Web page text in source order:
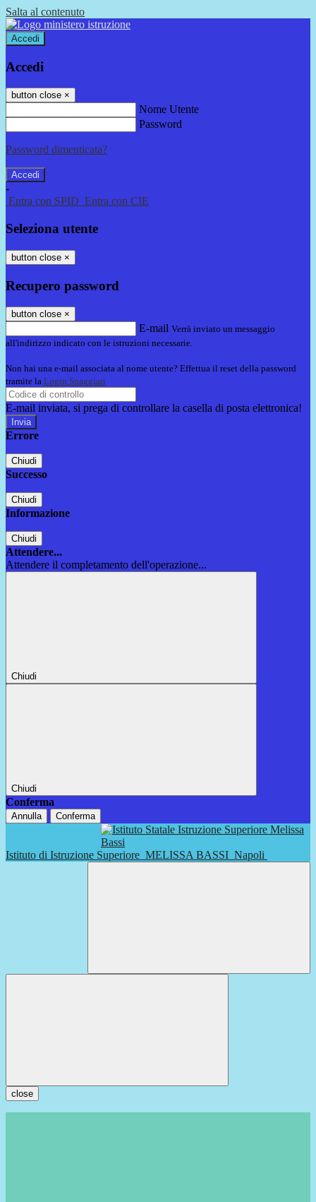
Salta al contenuto
Accedi
Accedi
button close ×
Nome Utente
Password
Password dimenticata?
-
Entra con SPID Entra con CIE
Seleziona utente
button close ×
Recupero password
button close ×
E-mail Verrà inviato un messaggio
all'indirizzo indicato con le istruzioni necessarie.
Non hai una e-mail associata al nome utente? Effettua il reset della password
tramite la Login Spaggiari
E-mail inviata, si prega di controllare la casella di posta elettronica!
Errore
Chiudi
Successo
Chiudi
Informazione
Chiudi
Attendere...
Attendere il completamento dell'operazione...
Chiudi
Chiudi
Conferma
Annulla Conferma
Istituto di Istruzione Superiore MELISSA BASSI Napoli
close